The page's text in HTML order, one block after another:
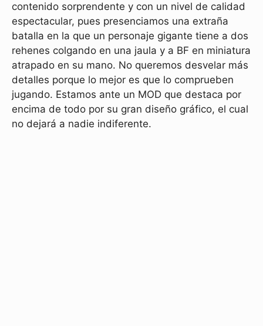
contenido sorprendente y con un nivel de calidad
espectacular, pues presenciamos una extraña
batalla en la que un personaje gigante tiene a dos
rehenes colgando en una jaula y a BF en miniatura
atrapado en su mano. No queremos desvelar más
detalles porque lo mejor es que lo comprueben
jugando. Estamos ante un MOD que destaca por
encima de todo por su gran diseño gráfico, el cual
no dejará a nadie indiferente.